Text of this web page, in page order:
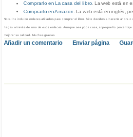
Comprarlo en La casa del libro . La web está en
Comprarlo en Amazon . La web está en inglés,
Nota: he incluido enlaces afiliados para comprar el libro. Si te decides a hacerlo ahora
hagas a través de uno de esos enlaces. Aunque sea poca cosa, el pequeño
mejorar su calidad. Muchas gracias
Añadir un comentario Enviar página